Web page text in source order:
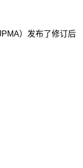
）发布了修订后